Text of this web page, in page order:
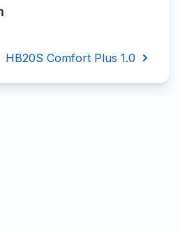
HB20S Comfort Plus 1.0